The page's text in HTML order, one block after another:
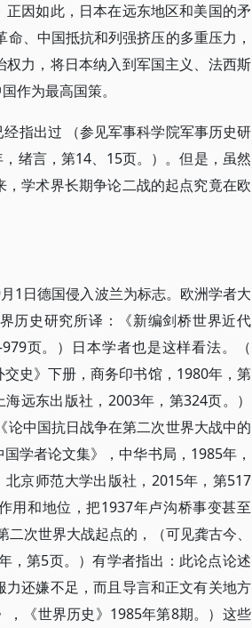
因如此，日本在远东地区和美国的矛
、中国抵抗和列强挤压的多重压力，
力，将日本纳入到军国主义、法西斯
作为最高国策。
指出过 （参见军事科学院军事历史研
绪言，第14、15页。）。但是，虽然
学术界长期争论二战的起点究竟在欧
1日德国侵入波兰为标志。欧洲学者大
历史研究所译：《新编剑桥世界近代
页。）日本学者也是这样看法。（
史》下册，商务印书馆，1980年，第
远东出版社，2003年，第324页。）
中国抗日战争在第二次世界大战中的
学者论文集》，中华书局，1985年，
京师范大学出版社，2015年，第517
用和地位，把1937年卢沟桥事变甚至
次世界大战起点的，（可见龚古今、
，第5页。）有学者指出：此论点论述
还嫌不足，而且导言和正文有关地方
《世界历史》1985年第8期。）这些